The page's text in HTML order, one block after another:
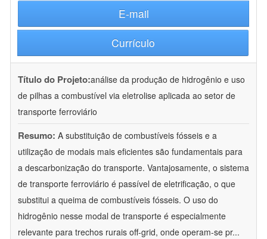
E-mail
Currículo
Título do Projeto:análise da produção de hidrogênio e uso
de pilhas a combustível via eletrolise aplicada ao setor de
transporte ferroviário
Resumo: A substituição de combustíveis fósseis e a
utilização de modais mais eficientes são fundamentais para
a descarbonização do transporte. Vantajosamente, o sistema
de transporte ferroviário é passível de eletrificação, o que
substitui a queima de combustíveis fósseis. O uso do
hidrogênio nesse modal de transporte é especialmente
relevante para trechos rurais off-grid, onde operam-se pr...